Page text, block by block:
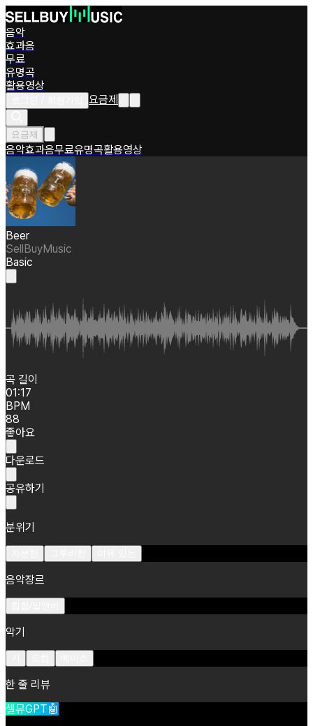
음악
효과음
무료
유명곡
활용영상
요금제
요금제
음악효과음무료유명곡활용영상
Beer
SellBuyMusic
Basic
곡 길이
01:17
BPM
88
좋아요
다운로드
공유하기
분위기
음악장르
악기
한 줄 리뷰
셀뮤GPT🤖